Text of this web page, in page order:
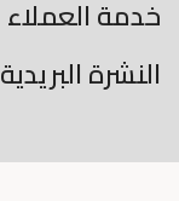
خدمة العملاء
النشرة البريدية